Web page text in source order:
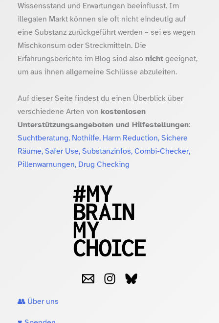
Wissensstand und Erwartungen beeinflusst. Im
illegalen Markt können sie oft nicht eindeutig auf
eine Substanz zurückgeführt werden – sei es wegen
Mischkonsum oder Streckmitteln. Die
Erfahrungsberichte im Blog sind also nichtgeeignet,
um aus ihnen allgemeine Schlüsse abzuleiten.
Auf dieser Seite findest du einen Überblick über
verschiedene Arten von kostenlosen
Unterstützungsangeboten und Hilfestellungen:
Suchtberatung, Nothilfe, Harm Reduction, Sichere
Räume, Safer Use, Substanzinfos, Combi-Checker,
Pillenwarnungen, Drug Checking
👥 Über uns